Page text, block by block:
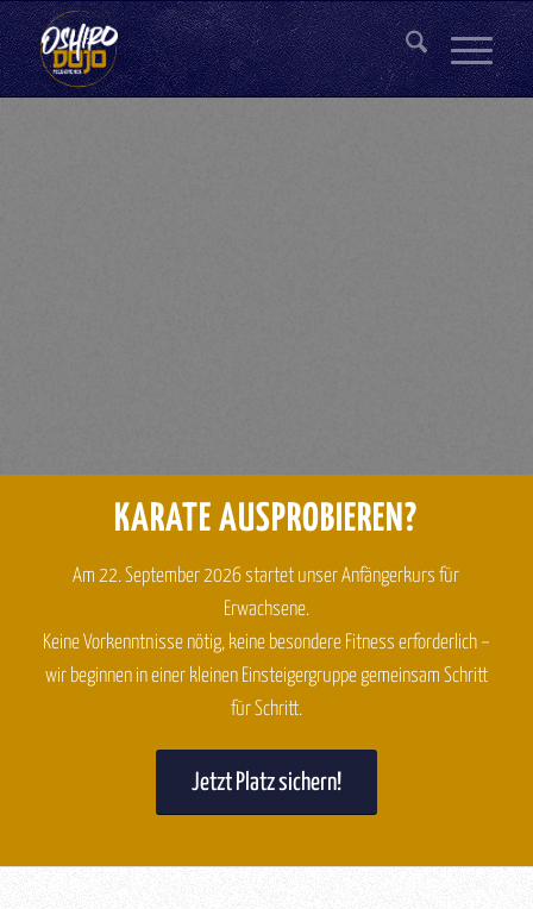
KARATE AUSPROBIEREN?
Am 22. September 2026 startet unser Anfängerkurs für
Erwachsene.
Keine Vorkenntnisse nötig, keine besondere Fitness erforderlich –
wir beginnen in einer kleinen Einsteigergruppe gemeinsam Schritt
für Schritt.
Jetzt Platz sichern!